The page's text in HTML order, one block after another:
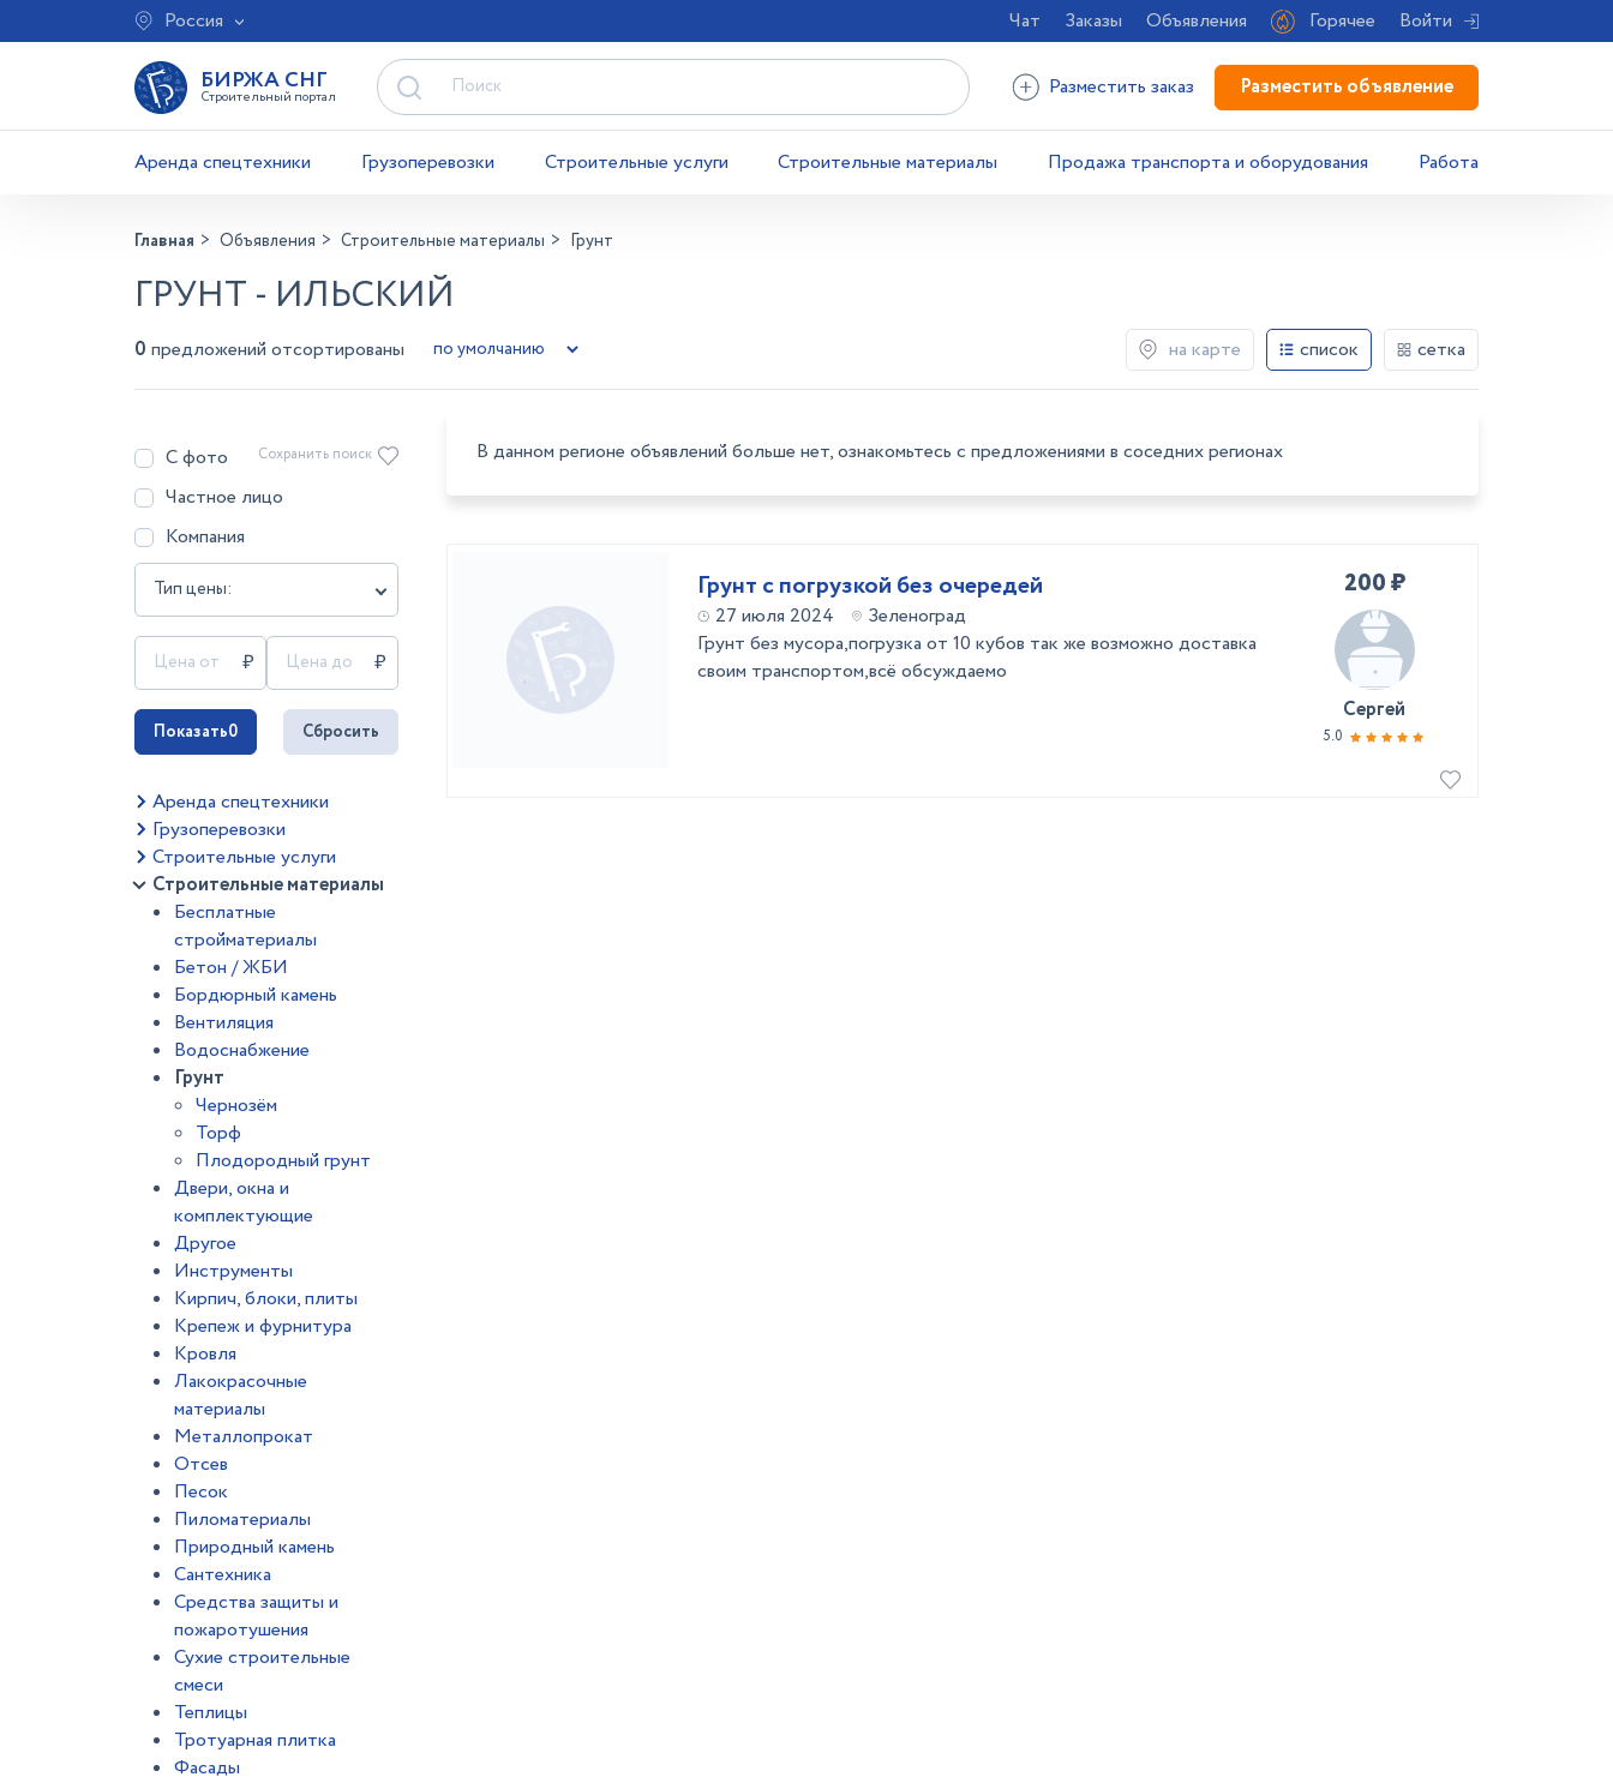
Россия Чат Заказы Объявления Горячее Войти
БИРЖА СНГ
Строительный портал Разместить заказ Разместить объявление
Аренда спецтехники Грузоперевозки Строительные услуги Строительные материалы Продажа транспорта и оборудования Работа
Главная Объявления Строительные материалы Грунт
ГРУНТ - ИЛЬСКИЙ
0 предложений отсортированы на карте список сетка
С фото
Частное лицо
Компания
Тип цены:
Сохранить поиск
Показать0 Сбросить
Аренда спецтехники
Грузоперевозки
Строительные услуги
Строительные материалы
Бесплатные
стройматериалы
Бетон / ЖБИ
Бордюрный камень
Вентиляция
Водоснабжение
Грунт
Чернозём
Торф
Плодородный грунт
Двери, окна и
комплектующие
Другое
Инструменты
Кирпич, блоки, плиты
Крепеж и фурнитура
Кровля
Лакокрасочные
материалы
Металлопрокат
Отсев
Песок
Пиломатериалы
Природный камень
Сантехника
Средства защиты и
пожаротушения
Сухие строительные
смеси
Теплицы
Тротуарная плитка
Фасады
В данном регионе объявлений больше нет, ознакомьтесь с предложениями в соседних регионах
Грунт с погрузкой без очередей
27 июля 2024
Зеленоград
Грунт без мусора,погрузка от 10 кубов так же возможно доставка
своим транспортом,всё обсуждаемо
200 ₽
Сергей
5.0